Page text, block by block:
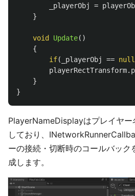
_playerObj
=
}
void Update()
{
if( _playerObj == null
playerRectTransform.
}
}
PlayerNameDisplayはプレイヤー
しており、
ーの接続・切断時のコールバッ
成します。